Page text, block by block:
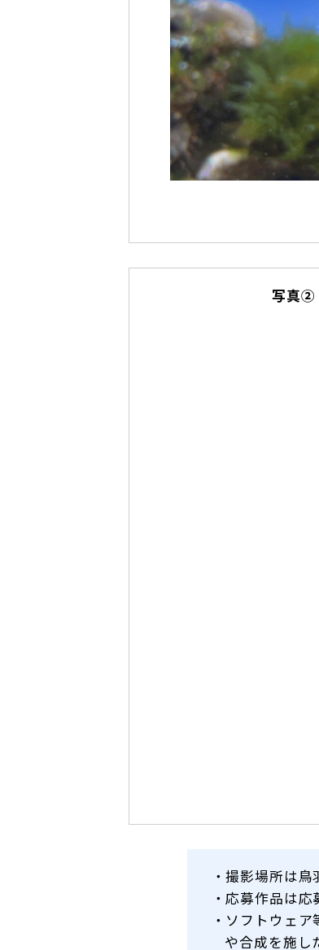
写真②
・撮影場所は鳥
・応募作品は応
・ソフトウェ
や合成を施し